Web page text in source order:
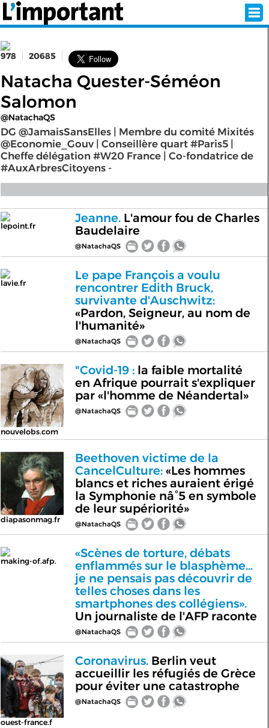
SÉLECTION DE L'ÉTÉ
SUR L'ÉCRAN D'ACCUEIL
SUIVEZ NOUS:
978 20685
Natacha Quester-Séméon
Salomon
@NatachaQS
DG @JamaisSansElles | Membre du comité Mixités
@Economie_Gouv | Conseillère quart #Paris5 |
Cheffe délégation #W20 France | Co-fondatrice de
#AuxArbresCitoyens -
lepoint.fr
Jeanne.L'amour fou de Charles
Baudelaire
@NatachaQS
lavie.fr
Le pape François a voulu
rencontrer Edith Bruck,
survivante d'Auschwitz:
«Pardon, Seigneur, au nom de
l'humanité»
@NatachaQS
nouvelobs.com
"Covid-19 :la faible mortalité
en Afrique pourrait s'expliquer
par «l'homme de Néandertal»
@NatachaQS
diapasonmag.fr
Beethoven victime de la
CancelCulture:«Les hommes
blancs et riches auraient érigé
la Symphonie nâ°5 en symbole
de leur supériorité»
@NatachaQS
making-of.afp.
«Scènes de torture, débats
enflammés sur le blasphème...
je ne pensais pas découvrir de
telles choses dans les
smartphones des collégiens».
Un journaliste de l'AFP raconte
@NatachaQS
ouest-france.f
Coronavirus.Berlin veut
accueillir les réfugiés de Grèce
pour éviter une catastrophe
@NatachaQS